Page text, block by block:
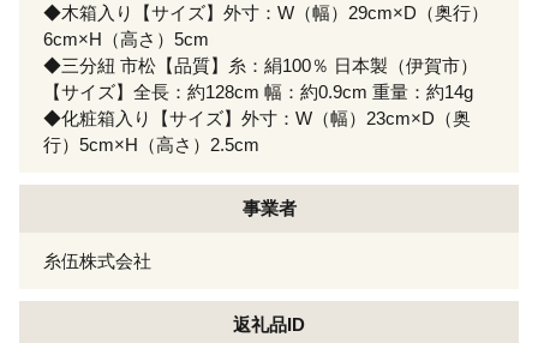
◆木箱入り【サイズ】外寸：W（幅）29cm×D（奥行）
6cm×H（高さ）5cm
◆三分紐 市松【品質】糸：絹100％ 日本製（伊賀市）
【サイズ】全長：約128cm 幅：約0.9cm 重量：約14g
◆化粧箱入り【サイズ】外寸：W（幅）23cm×D（奥
行）5cm×H（高さ）2.5cm
事業者
糸伍株式会社
返礼品ID